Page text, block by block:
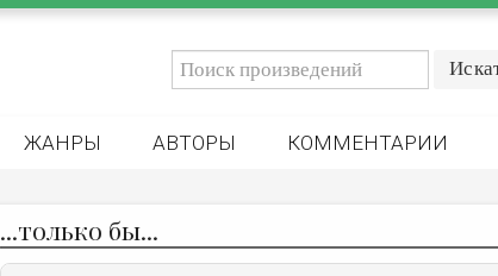
ЖАНРЫ АВТОРЫ КОММЕНТАРИИ
...только бы...